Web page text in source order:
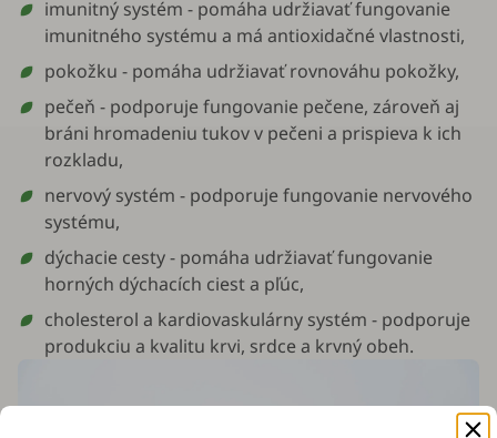
imunitný systém - pomáha udržiavať fungovanie
imunitného systému a má antioxidačné vlastnosti,
pokožku - pomáha udržiavať rovnováhu pokožky,
pečeň - podporuje fungovanie pečene, zároveň aj
bráni hromadeniu tukov v pečeni a prispieva k ich
rozkladu,
nervový systém - podporuje fungovanie nervového
systému,
dýchacie cesty - pomáha udržiavať fungovanie
horných dýchacích ciest a pľúc,
cholesterol a kardiovaskulárny systém - podporuje
produkciu a kvalitu krvi, srdce a krvný obeh.